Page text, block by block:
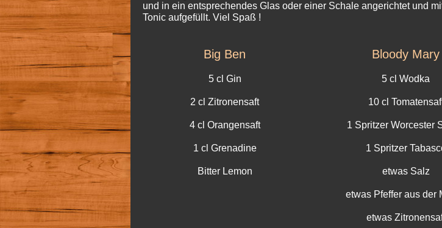
und in ein entsprechendes Glas oder einer Schale angerichtet und
Tonic aufgefüllt. Viel Spaß !
Big Ben
5 cl Gin
2 cl Zitronensaft
4 cl Orangensaft
1 cl Grenadine
Bitter Lemon
Bloody Mary
5 cl Wodka
10 cl
1 Spritzer Worcester
1 Spritzer
etwas Salz
etwas Pfeffer aus der
etwas